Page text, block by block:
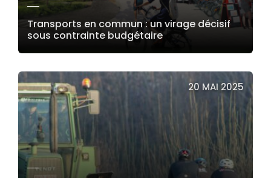
Transports en commun : un virage décisif
sous contrainte budgétaire
LIRE LA SUITE
20 MAI 2025